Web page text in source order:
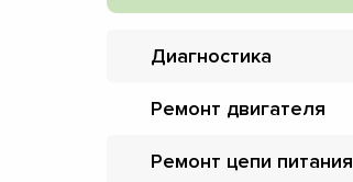
Диагностика
Ремонт двигателя
Ремонт цепи питания